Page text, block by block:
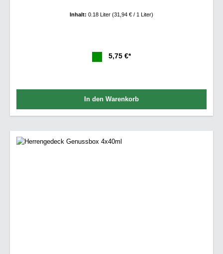
Inhalt: 0.18 Liter (31,94 € / 1 Liter)
5,75 €*
In den Warenkorb